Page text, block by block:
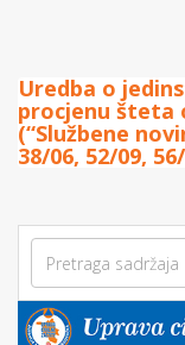
Uredba o
procjenu šteta
(“Službene
38/06, 52/09,